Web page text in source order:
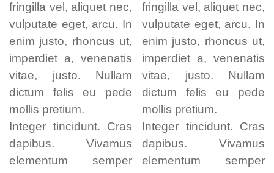
fringilla vel, aliquet nec,
vulputate eget, arcu. In
enim justo, rhoncus ut,
imperdiet a, venenatis
vitae, justo. Nullam
dictum felis eu pede
mollis pretium.
Integer tincidunt. Cras
dapibus. Vivamus
elementum semper
fringilla vel, aliquet nec,
vulputate eget, arcu. In
enim justo, rhoncus ut,
imperdiet a, venenatis
vitae, justo. Nullam
dictum felis eu pede
mollis pretium.
Integer tincidunt. Cras
dapibus. Vivamus
elementum semper